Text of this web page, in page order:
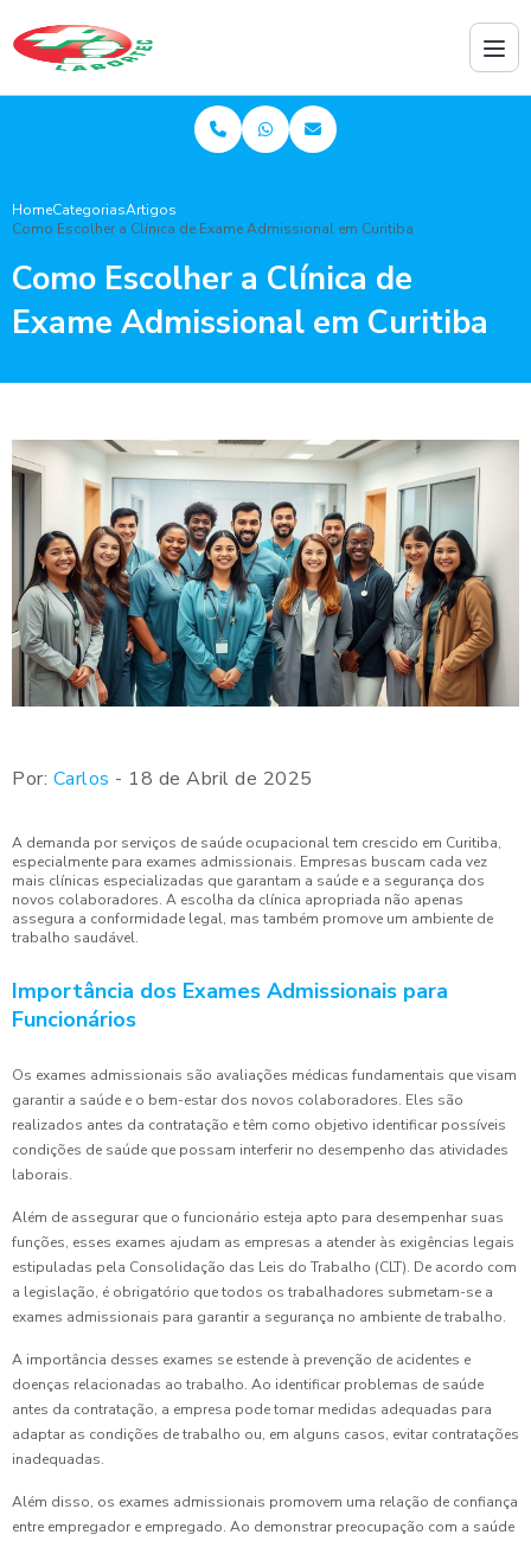
HomeCategoriasArtigos
Como Escolher a Clínica de Exame Admissional em Curitiba
Como Escolher a Clínica de
Exame Admissional em Curitiba
Por: Carlos - 18 de Abril de 2025
A demanda por serviços de saúde ocupacional tem crescido em Curitiba,
especialmente para exames admissionais. Empresas buscam cada vez
mais clínicas especializadas que garantam a saúde e a segurança dos
novos colaboradores. A escolha da clínica apropriada não apenas
assegura a conformidade legal, mas também promove um ambiente de
trabalho saudável.
Importância dos Exames Admissionais para
Funcionários
Os exames admissionais são avaliações médicas fundamentais que visam
garantir a saúde e o bem-estar dos novos colaboradores. Eles são
realizados antes da contratação e têm como objetivo identificar possíveis
condições de saúde que possam interferir no desempenho das atividades
laborais.
Além de assegurar que o funcionário esteja apto para desempenhar suas
funções, esses exames ajudam as empresas a atender às exigências legais
estipuladas pela Consolidação das Leis do Trabalho (CLT). De acordo com
a legislação, é obrigatório que todos os trabalhadores submetam-se a
exames admissionais para garantir a segurança no ambiente de trabalho.
A importância desses exames se estende à prevenção de acidentes e
doenças relacionadas ao trabalho. Ao identificar problemas de saúde
antes da contratação, a empresa pode tomar medidas adequadas para
adaptar as condições de trabalho ou, em alguns casos, evitar contratações
inadequadas.
Além disso, os exames admissionais promovem uma relação de confiança
entre empregador e empregado. Ao demonstrar preocupação com a saúde